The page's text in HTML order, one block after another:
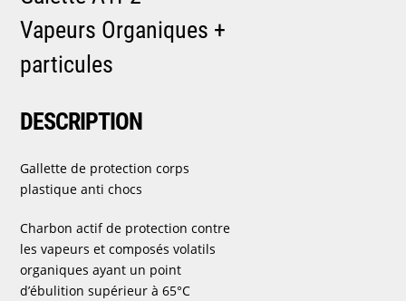
Vapeurs Organiques +
particules
DESCRIPTION
Gallette de protection corps
plastique anti chocs
Charbon actif de protection contre
les vapeurs et composés volatils
organiques ayant un point
d’ébulition supérieur à 65°C